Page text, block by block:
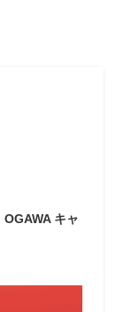
OGAWA キャ